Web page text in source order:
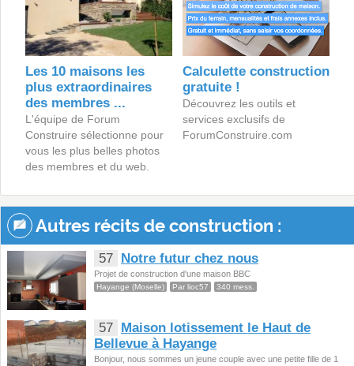
Les 10 maisons les
plus extraordinaires
des membres ...
L'équipe de Forum
Construire sélectionne pour
vous les plus belles photos
des membres et du web.
Calculette construction
gratuite !
Découvrez les outils et
services exclusifs de
ForumConstruire.com
Autres récits de construction :
57 Notre futur chez nous
Projet de construction d'une maison BBC
Hayange (Moselle) Par lioc57 340 mess.
57
Maison lotissement le Haut de
Bellevue à Hayange
Bonjour, nous sommes un jeune couple avec une petite fille de 1